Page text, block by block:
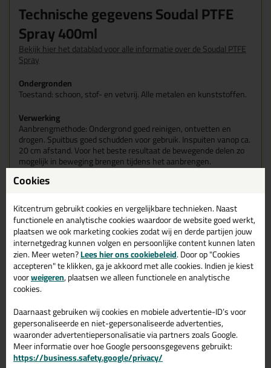
Technische gegevens Soudal PTFE
Spray 400ml
Bekijk hier het datablad voor alle informatie over de Soudal PTFE
Spray
Ondergronden
Toestand: schoon, stof- en vetvrij. Alle metalen en kunststoffen.
Verwerking
Aanbrengmethode: Ondergrond goed reinigen, ontvetten en
drogen. Spuitbus goed schudden voor gebruik. Inspuiten vanop ca.
20 cm afstand. Voor het beste resultaat de bewegende delen zo
mogelijk in beweging brengen tijdens het aanbrengen.
Gerelateerde producten
Cookies
Kitcentrum gebruikt cookies en vergelijkbare technieken. Naast
functionele en analytische cookies waardoor de website goed werkt,
plaatsen we ook marketing cookies zodat wij en derde partijen jouw
internetgedrag kunnen volgen en persoonlijke content kunnen laten
zien. Meer weten?Lees hier ons cookiebeleid. Door op "Cookies
accepteren" te klikken, ga je akkoord met alle cookies. Indien je kiest
voorweigeren, plaatsen we alleen functionele en analytische
cookies.
Daarnaast gebruiken wij cookies en mobiele advertentie-ID’s voor
gepersonaliseerde en niet-gepersonaliseerde advertenties,
waaronder advertentiepersonalisatie via partners zoals Google.
Meer informatie over hoe Google persoonsgegevens gebruikt:
https://business.safety.google/privacy/